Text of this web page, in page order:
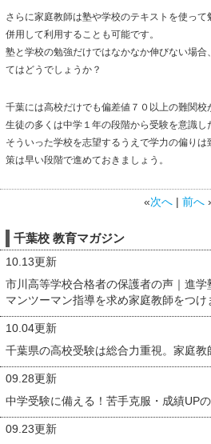
さらに家庭教師は塾や学校のテキストを使って
併用して利用することも可能です。
塾と学校の勉強だけではなかなか伸びない場
てはどうでしょうか？
千葉には高校だけでも偏差値７０以上の難関
生徒の多くは中学１年の段階から受験を意識し
そういった学校を志望するうえで学力の偏り
策は早い段階で進めておきましょう。
«次へ | 前へ
千葉校 教育マガジン
10.13更新
市川高等学校合格者の保護者の声｜進学
マンツーマン指導を求め家庭教師をつけ
10.04更新
千葉県の高校受験は総合力重視。家庭教
09.28更新
中学受験に備える！苦手克服・成績UP
09.23更新